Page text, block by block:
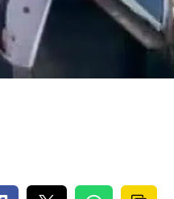
Çankırı
Denizli